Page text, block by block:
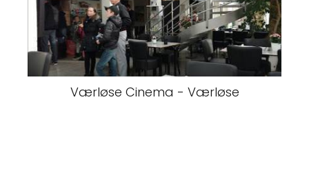
Værløse Cinema - Værløse